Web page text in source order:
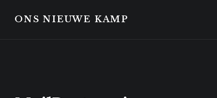
content
footerONS NIEUWE KAMP